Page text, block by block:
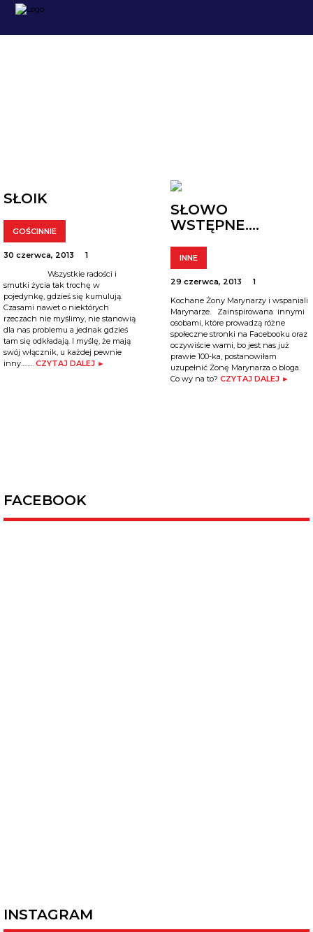
SŁOIK
GOŚCINNIE
30 czerwca, 2013
1
Wszystkie radości i
smutki życia tak trochę w
pojedynkę, gdzieś się kumulują.
Czasami nawet o niektórych
rzeczach nie myślimy, nie stanowią
dla nas problemu a jednak gdzieś
tam się odkładają. I myślę, że mają
swój włącznik, u każdej pewnie
inny…….. CZYTAJ DALEJ ►
SŁOWO
WSTĘPNE….
INNE
29 czerwca, 2013
1
Kochane Żony Marynarzy i wspaniali
Marynarze. Zainspirowana innymi
osobami, które prowadzą różne
społeczne stronki na Facebooku oraz
oczywiście wami, bo jest nas już
prawie 100-ka, postanowiłam
uzupełnić Żonę Marynarza o bloga.
Co wy na to? CZYTAJ DALEJ ►
FACEBOOK
INSTAGRAM